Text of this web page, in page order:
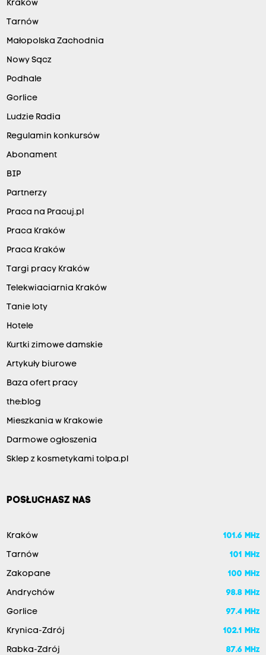
Kraków
Tarnów
Małopolska Zachodnia
Nowy Sącz
Podhale
Gorlice
Ludzie Radia
Regulamin konkursów
Abonament
BIP
Partnerzy
Praca na Pracuj.pl
Praca Kraków
Praca Kraków
Targi pracy Kraków
Telekwiaciarnia Kraków
Tanie loty
Hotele
Kurtki zimowe damskie
Artykuły biurowe
Baza ofert pracy
the:blog
Mieszkania w Krakowie
Darmowe ogłoszenia
Sklep z kosmetykami tolpa.pl
POSŁUCHASZ NAS
Kraków 101.6 MHz
Tarnów 101 MHz
Zakopane 100 MHz
Andrychów 98.8 MHz
Gorlice 97.4 MHz
Krynica-Zdrój 102.1 MHz
Rabka-Zdrój 87.6 MHz